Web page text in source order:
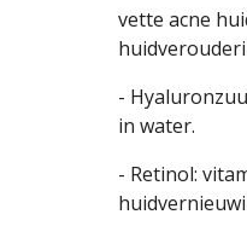
vette acne
-
in water.
- Retinol: